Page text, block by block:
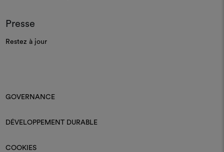
Presse
Restez à jour
GOVERNANCE
DÉVELOPPEMENT DURABLE
COOKIES